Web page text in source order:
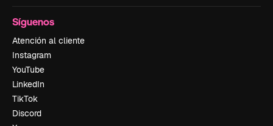
Síguenos
Atención al cliente
Instagram
YouTube
LinkedIn
TikTok
Discord